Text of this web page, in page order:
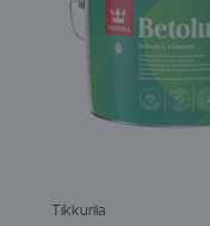
Tikkurila